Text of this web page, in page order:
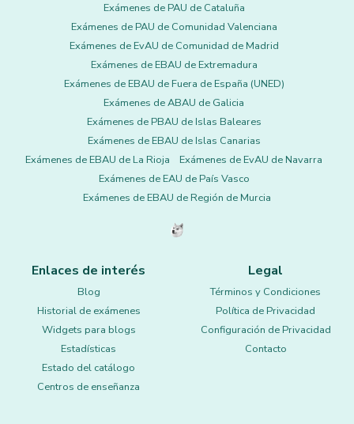
Exámenes de PAU de Cataluña
Exámenes de PAU de Comunidad Valenciana
Exámenes de EvAU de Comunidad de Madrid
Exámenes de EBAU de Extremadura
Exámenes de EBAU de Fuera de España (UNED)
Exámenes de ABAU de Galicia
Exámenes de PBAU de Islas Baleares
Exámenes de EBAU de Islas Canarias
Exámenes de EBAU de La Rioja
Exámenes de EvAU de Navarra
Exámenes de EAU de País Vasco
Exámenes de EBAU de Región de Murcia
Enlaces de interés
Blog
Historial de exámenes
Widgets para blogs
Estadísticas
Estado del catálogo
Centros de enseñanza
Legal
Términos y Condiciones
Política de Privacidad
Configuración de Privacidad
Contacto